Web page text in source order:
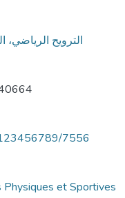
الترويح الرياضي،
7556
Physiques et Sportives